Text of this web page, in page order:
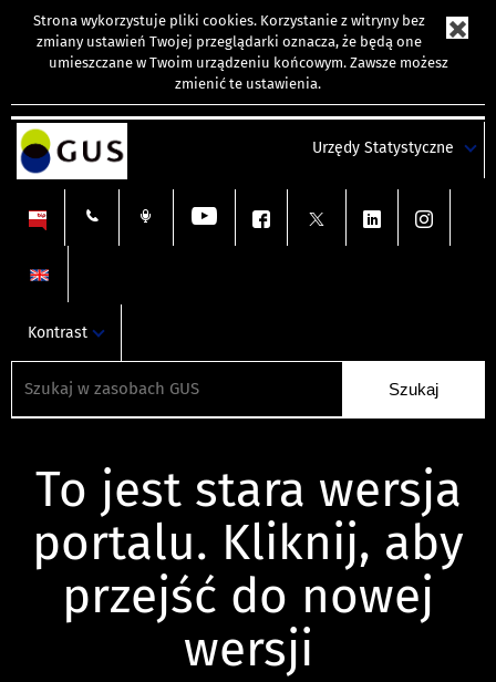
Strona wykorzystuje pliki cookies. Korzystanie z witryny bez
zmiany ustawień Twojej przeglądarki oznacza, że będą one
umieszczane w Twoim urządzeniu końcowym. Zawsze możesz
zmienić te ustawienia.
Urzędy Statystyczne
Kontrast
To jest stara wersja
portalu. Kliknij, aby
przejść do nowej
wersji